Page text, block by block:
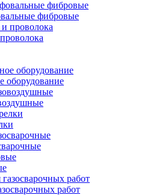
фибровые
оборудование
работ